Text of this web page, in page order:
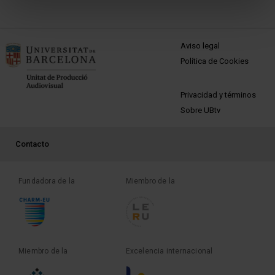
MENÚ PEU 1
Aviso legal
Política de Cookies
PEU 2
Privacidad y términos
Sobre UBtv
PEU 3
Contacto
Fundadora de la Miembro de la
Miembro de la Excelencia internacional